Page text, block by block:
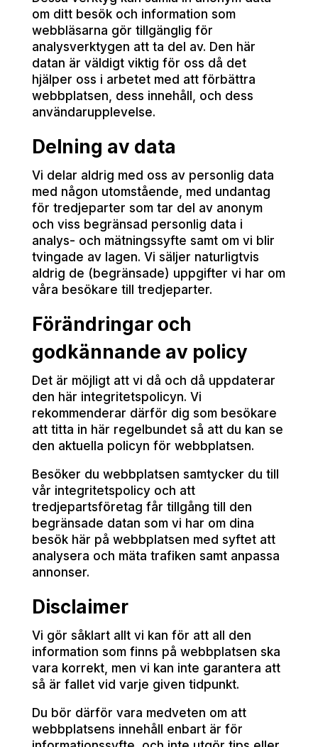
om ditt besök och information som
webbläsarna gör tillgänglig för
analysverktygen att ta del av. Den här
datan är väldigt viktig för oss då det
hjälper oss i arbetet med att förbättra
webbplatsen, dess innehåll, och dess
användarupplevelse.
Delning av data
Vi delar aldrig med oss av personlig data
med någon utomstående, med undantag
för tredjeparter som tar del av anonym
och viss begränsad personlig data i
analys- och mätningssyfte samt om vi blir
tvingade av lagen. Vi säljer naturligtvis
aldrig de (begränsade) uppgifter vi har om
våra besökare till tredjeparter.
Förändringar och
godkännande av policy
Det är möjligt att vi då och då uppdaterar
den här integritetspolicyn. Vi
rekommenderar därför dig som besökare
att titta in här regelbundet så att du kan se
den aktuella policyn för webbplatsen.
Besöker du webbplatsen samtycker du till
vår integritetspolicy och att
tredjepartsföretag får tillgång till den
begränsade datan som vi har om dina
besök här på webbplatsen med syftet att
analysera och mäta trafiken samt anpassa
annonser.
Disclaimer
Vi gör såklart allt vi kan för att all den
information som finns på webbplatsen ska
vara korrekt, men vi kan inte garantera att
så är fallet vid varje given tidpunkt.
Du bör därför vara medveten om att
webbplatsens innehåll enbart är för